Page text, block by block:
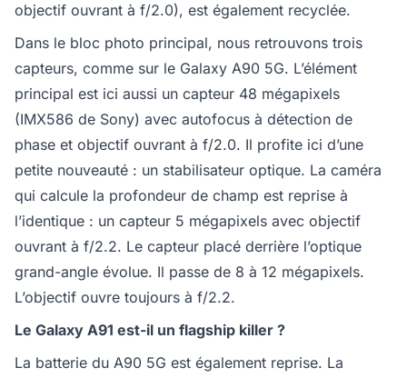
objectif ouvrant à f/2.0), est également recyclée.
Dans le bloc photo principal, nous retrouvons trois
capteurs, comme sur le Galaxy A90 5G. L’élément
principal est ici aussi un capteur 48 mégapixels
(IMX586 de Sony) avec autofocus à détection de
phase et objectif ouvrant à f/2.0. Il profite ici d’une
petite nouveauté : un stabilisateur optique. La caméra
qui calcule la profondeur de champ est reprise à
l’identique : un capteur 5 mégapixels avec objectif
ouvrant à f/2.2. Le capteur placé derrière l’optique
grand-angle évolue. Il passe de 8 à 12 mégapixels.
L’objectif ouvre toujours à f/2.2.
Le Galaxy A91 est-il un flagship killer ?
La batterie du A90 5G est également reprise. La